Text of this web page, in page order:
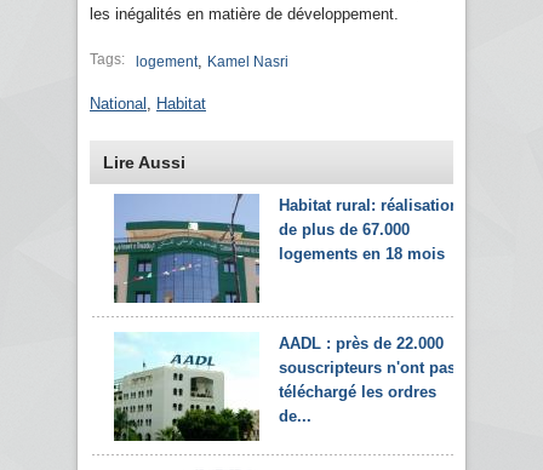
les inégalités en matière de développement.
Tags: logement, Kamel Nasri
National Habitat
Lire Aussi
Habitat rural: réalisation
de plus de 67.000
logements en 18 mois
AADL : près de 22.000
souscripteurs n'ont pas
téléchargé les ordres
de...